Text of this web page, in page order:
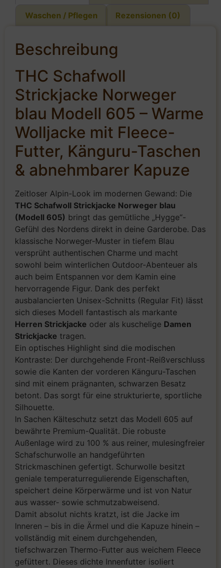
Waschen / Pflegen Rezensionen (0)
Beschreibung
THC Schafwoll
Strickjacke Norweger
blau Modell 605 – Warme
Wolljacke mit Fleece-
Futter, Känguru-Taschen
& abnehmbarer Kapuze
Zeitloser Alpin-Look im modernen Gewand: Die
THC Schafwoll Strickjacke Norweger blau
(Modell 605) bringt das gemütliche „Hygge“-
Gefühl des Nordens direkt in deine Garderobe. Das
klassische Norweger-Muster in tiefem Blau
versprüht authentischen Charme und macht
sowohl beim winterlichen Outdoor-Abenteuer als
auch beim Entspannen vor dem Kamin eine
hervorragende Figur. Dank des perfekt
ausbalancierten Unisex-Schnitts (Regular Fit) lässt
sich dieses Modell fantastisch als markante
Herren Strickjacke oder als kuschelige Damen
Strickjacke tragen.
Ein optisches Highlight sind die modischen
Kontraste: Der durchgehende Front-Reißverschluss
sowie die Kanten der vorderen Känguru-Taschen
sind mit einem prägnanten, schwarzen Besatz
betont. Das sorgt für eine strukturierte, sportliche
Silhouette.
In Sachen Kälteschutz setzt das Modell 605 auf
bewährte Premium-Qualität. Die robuste
Außenlage wird zu 100 % aus reiner, mulesingfreier
Schafschurwolle an handgeführten
Strickmaschinen gefertigt. Schurwolle besitzt
geniale temperaturregulierende Eigenschaften,
speichert deine Körperwärme und ist von Natur
aus wasser- sowie schmutzabweisend.
Damit absolut nichts kratzt, ist die Jacke im
Inneren – bis in die Ärmel und die Kapuze hinein –
vollständig mit einem durchgehenden,
tiefschwarzen Thermo-Futter aus weichem Fleece
gefüttert. Dieses dichte Innenfutter isoliert